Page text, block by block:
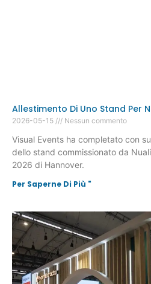
Allestimento Di Uno Stand Per
2026-05-15 Nessun commento
Visual Events ha completato con
dello stand commissionato da
2026 di Hannover.
Per Saperne Di Più "